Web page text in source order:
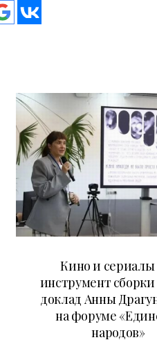
Кино и сериалы
инструмент
доклад Анны
на форуме
народов»